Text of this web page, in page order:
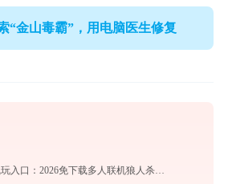
“金山毒霸”，用电脑医生修复
狼人杀网页版在线玩入口：2026免下载多人联机狼人杀，新手实战晋级攻略